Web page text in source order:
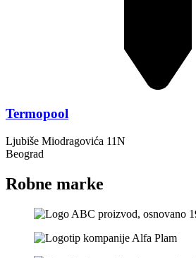
Termopool
Ljubiše Miodragovića 11N
Beograd
Robne marke